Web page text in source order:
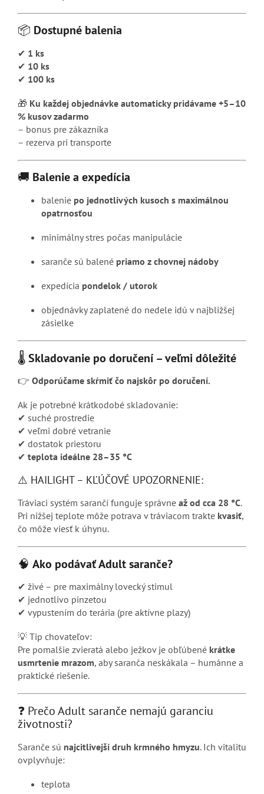
📦 Dostupné balenia
✔ 1 ks
✔ 10 ks
✔ 100 ks
🎁 Ku každej objednávke automaticky pridávame +5–10
% kusov zadarmo
– bonus pre zákazníka
– rezerva pri transporte
🚚 Balenie a expedícia
balenie po jednotlivých kusoch s maximálnou
opatrnosťou
minimálny stres počas manipulácie
saranče sú balené priamo z chovnej nádoby
expedícia pondelok / utorok
objednávky zaplatené do nedele idú v najbližšej
zásielke
🌡Skladovanie po doručení – veľmi dôležité
👉 Odporúčame skŕmiť čo najskôr po doručení.
Ak je potrebné krátkodobé skladovanie:
✔ suché prostredie
✔ veľmi dobré vetranie
✔ dostatok priestoru
✔ teplota ideálne 28–35 °C
⚠️ HAILIGHT – KĽÚČOVÉ UPOZORNENIE:
Tráviaci systém sarančí funguje správne až od cca 28 °C.
Pri nižšej teplote môže potrava v tráviacom trakte kvasiť,
čo môže viesť k úhynu.
🧠 Ako podávať Adult saranče?
✔ živé – pre maximálny lovecký stimul
✔ jednotlivo pinzetou
✔ vypustením do terária (pre aktívne plazy)
💡 Tip chovateľov:
Pre pomalšie zvieratá alebo ježkov je obľúbené krátke
usmrtenie mrazom, aby saranča neskákala – humánne a
praktické riešenie.
❓ Prečo Adult saranče nemajú garanciu
životnosti?
Saranče sú najcitlivejší druh krmného hmyzu. Ich vitalitu
ovplyvňuje:
teplota